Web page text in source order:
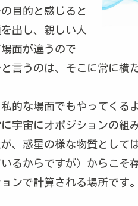
目的と感じると
出し、親しい人
面が違うので
言うのは、そこに常に横
的な場面でもやってくる
宇宙にオポジションの組
惑星の様な物質として
るからですが）からこそ
ンで計算される場所です。